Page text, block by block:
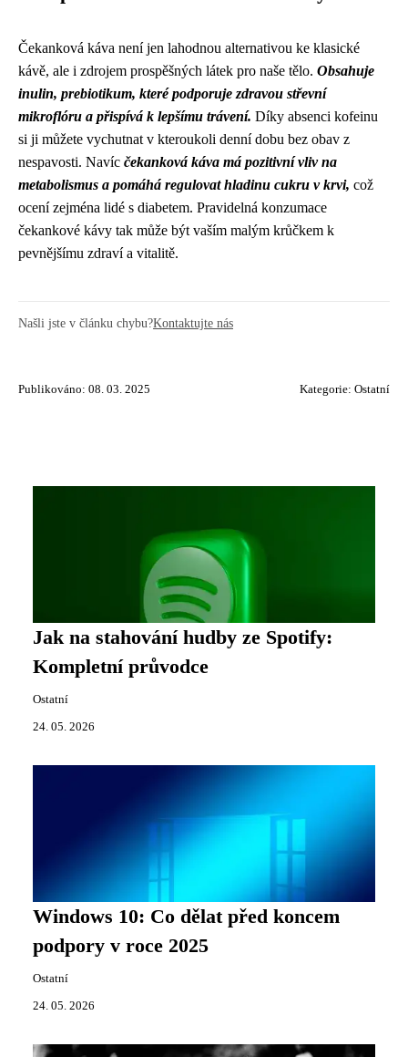
Čekanková káva není jen lahodnou alternativou ke klasické
kávě, ale i zdrojem prospěšných látek pro naše tělo. Obsahuje
inulin, prebiotikum, které podporuje zdravou střevní
mikroflóru a přispívá k lepšímu trávení. Díky absenci kofeinu
si ji můžete vychutnat v kteroukoli denní dobu bez obav z
nespavosti. Navíc čekanková káva má pozitivní vliv na
metabolismus a pomáhá regulovat hladinu cukru v krvi, což
ocení zejména lidé s diabetem. Pravidelná konzumace
čekankové kávy tak může být vaším malým krůčkem k
pevnějšímu zdraví a vitalitě.
Našli jste v článku chybu?Kontaktujte nás
Publikováno: 08. 03. 2025 Kategorie: Ostatní
Jak na stahování hudby ze Spotify:
Kompletní průvodce
Ostatní
24. 05. 2026
Windows 10: Co dělat před koncem
podpory v roce 2025
Ostatní
24. 05. 2026